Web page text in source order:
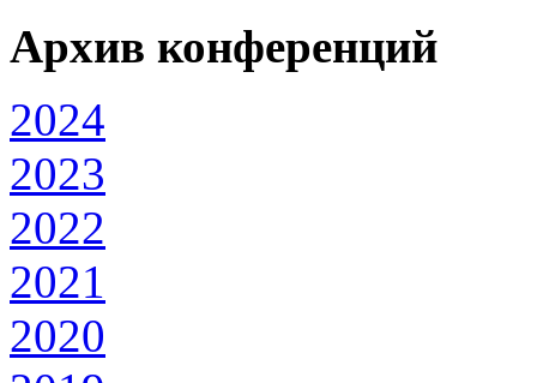
Архив конференций
2024
2023
2022
2021
2020